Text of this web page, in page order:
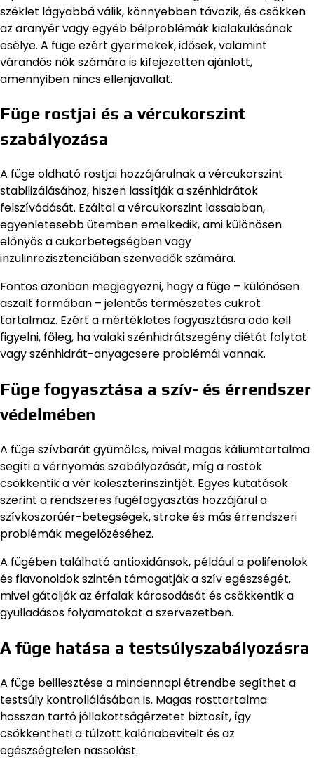
széklet lágyabbá válik, könnyebben távozik, és csökken
az aranyér vagy egyéb bélproblémák kialakulásának
esélye. A füge ezért gyermekek, idősek, valamint
várandós nők számára is kifejezetten ajánlott,
amennyiben nincs ellenjavallat.
Füge rostjai és a vércukorszint
szabályozása
A füge oldható rostjai hozzájárulnak a vércukorszint
stabilizálásához, hiszen lassítják a szénhidrátok
felszívódását. Ezáltal a vércukorszint lassabban,
egyenletesebb ütemben emelkedik, ami különösen
előnyös a cukorbetegségben vagy
inzulinrezisztenciában szenvedők számára.
Fontos azonban megjegyezni, hogy a füge – különösen
aszalt formában – jelentős természetes cukrot
tartalmaz. Ezért a mértékletes fogyasztásra oda kell
figyelni, főleg, ha valaki szénhidrátszegény diétát folytat
vagy szénhidrát-anyagcsere problémái vannak.
Füge fogyasztása a szív- és érrendszer
védelmében
A füge szívbarát gyümölcs, mivel magas káliumtartalma
segíti a vérnyomás szabályozását, míg a rostok
csökkentik a vér koleszterinszintjét. Egyes kutatások
szerint a rendszeres fügéfogyasztás hozzájárul a
szívkoszorúér-betegségek, stroke és más érrendszeri
problémák megelőzéséhez.
A fügében található antioxidánsok, például a polifenolok
és flavonoidok szintén támogatják a szív egészségét,
mivel gátolják az érfalak károsodását és csökkentik a
gyulladásos folyamatokat a szervezetben.
A füge hatása a testsúlyszabályozásra
A füge beillesztése a mindennapi étrendbe segíthet a
testsúly kontrollálásában is. Magas rosttartalma
hosszan tartó jóllakottságérzetet biztosít, így
csökkentheti a túlzott kalóriabevitelt és az
egészségtelen nassolást.